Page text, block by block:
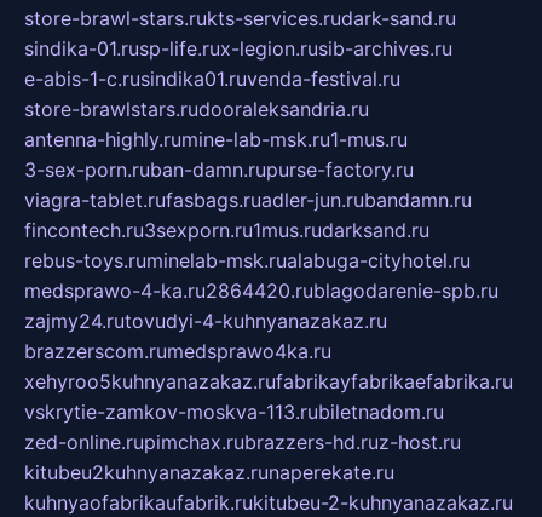
store-brawl-stars.rukts-services.rudark-sand.ru
sindika-01.rusp-life.rux-legion.rusib-archives.ru
e-abis-1-c.rusindika01.ruvenda-festival.ru
store-brawlstars.rudooraleksandria.ru
antenna-highly.rumine-lab-msk.ru1-mus.ru
3-sex-porn.ruban-damn.rupurse-factory.ru
viagra-tablet.rufasbags.ruadler-jun.rubandamn.ru
fincontech.ru3sexporn.ru1mus.rudarksand.ru
rebus-toys.ruminelab-msk.rualabuga-cityhotel.ru
medsprawo-4-ka.ru2864420.rublagodarenie-spb.ru
zajmy24.rutovudyi-4-kuhnyanazakaz.ru
brazzerscom.rumedsprawo4ka.ru
xehyroo5kuhnyanazakaz.rufabrikayfabrikaefabrika.ru
vskrytie-zamkov-moskva-113.rubiletnadom.ru
zed-online.rupimchax.rubrazzers-hd.ruz-host.ru
kitubeu2kuhnyanazakaz.runaperekate.ru
kuhnyaofabrikaufabrik.rukitubeu-2-kuhnyanazakaz.ru